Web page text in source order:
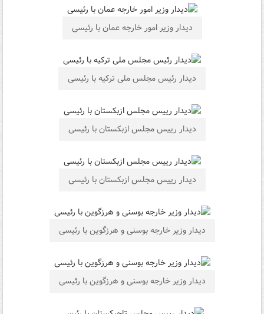
دیدار وزیر امور خارجه عمان با رئیسی
دیدار رئیس مجلس ملی ترکیه با رئیسی
دیدار رییس مجلس ازبکستان با رئیسی
دیدار رییس مجلس ازبکستان با رئیسی
دیدار وزیر خارجه بوسنی و هرزگوین با رئیسی
دیدار وزیر خارجه بوسنی و هرزگوین با رئیسی